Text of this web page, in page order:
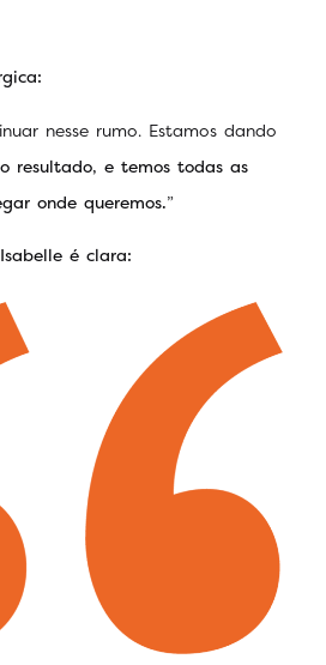
nesse rumo. Estamos dando
resultado, e temos todas as
onde queremos.”
é clara: